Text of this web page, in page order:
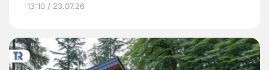
13:10 / 23.07.26